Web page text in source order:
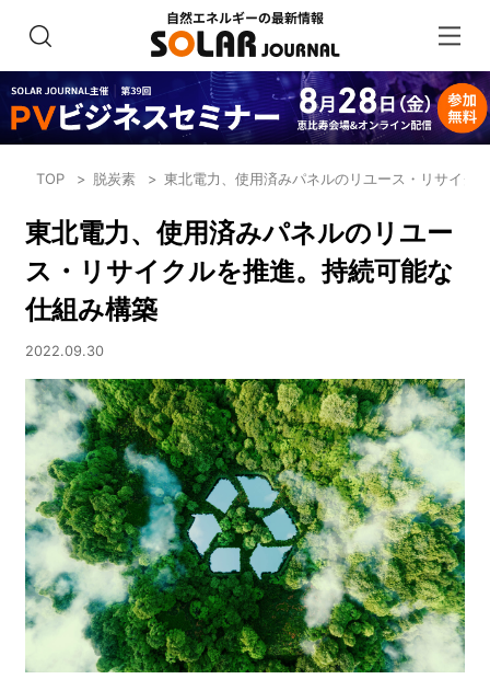
TOP 脱炭素 東北電力、使用済みパネルのリユース・リサイク
東北電力、使用済みパネルのリユー
ス・リサイクルを推進。持続可能な
仕組み構築
2022.09.30